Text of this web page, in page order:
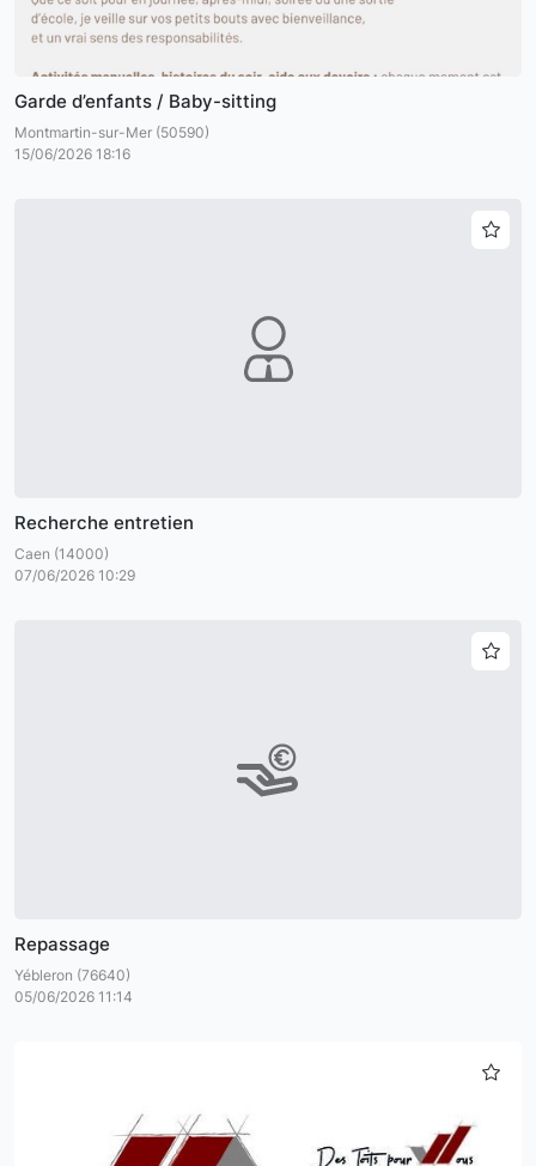
Garde d’enfants / Baby-sitting
Montmartin-sur-Mer (50590)
15/06/2026 18:16
Recherche entretien
Caen (14000)
07/06/2026 10:29
Repassage
Yébleron (76640)
05/06/2026 11:14